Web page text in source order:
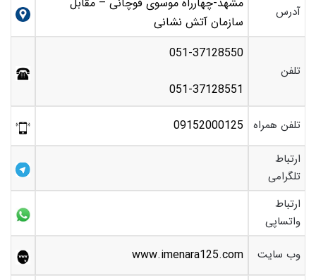
آدرس
سازمان آتش نشانی
تلفن
051-37128550
051-37128551
تلفن همراه 09152000125
ارتباط
تلگرامی
ارتباط
واتساپی
وب سایت
www.imenara125.com